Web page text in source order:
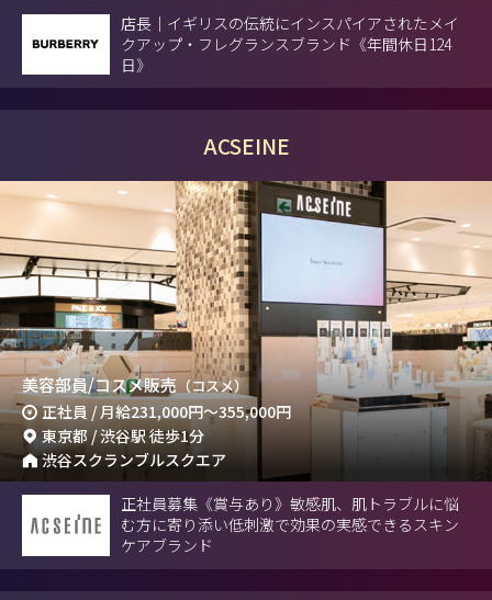
店長｜イギリスの伝統にインスパイアされたメイ
クアップ・フレグランスブランド《年間休日124
日》
ACSEINE
美容部員/コスメ販売 （コスメ）
正社員 / 月給231,000円～355,000円
東京都 / 渋谷駅 徒歩1分
渋谷スクランブルスクエア
正社員募集《賞与あり》敏感肌、肌トラブルに悩
む方に寄り添い低刺激で効果の実感できるスキン
ケアブランド